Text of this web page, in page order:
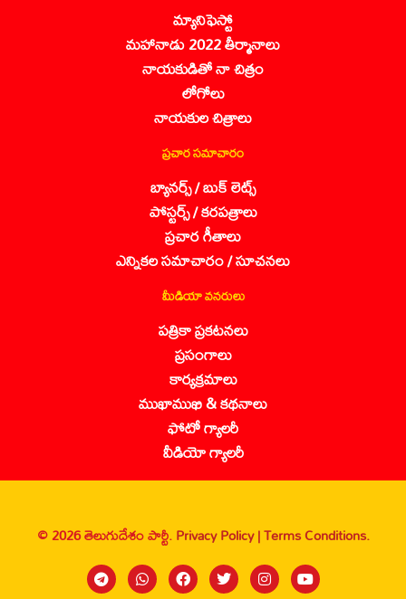
మ్యానిఫెస్టో
మహానాడు 2022 తీర్మానాలు
నాయకుడితో నా చిత్రం
లోగోలు
నాయకుల చిత్రాలు
ప్రచార సమాచారం
బ్యానర్స్ / బుక్ లెట్స్
పోస్టర్స్ / కరపత్రాలు
ప్రచార గీతాలు
ఎన్నికల సమాచారం / సూచనలు
మీడియా వనరులు
పత్రికా ప్రకటనలు
ప్రసంగాలు
కార్యక్రమాలు
ముఖాముఖి & కథనాలు
ఫోటో గ్యాలరీ
వీడియో గ్యాలరీ
© 2026 తెలుగుదేశం పార్టీ.Privacy Policy |Terms Conditions.